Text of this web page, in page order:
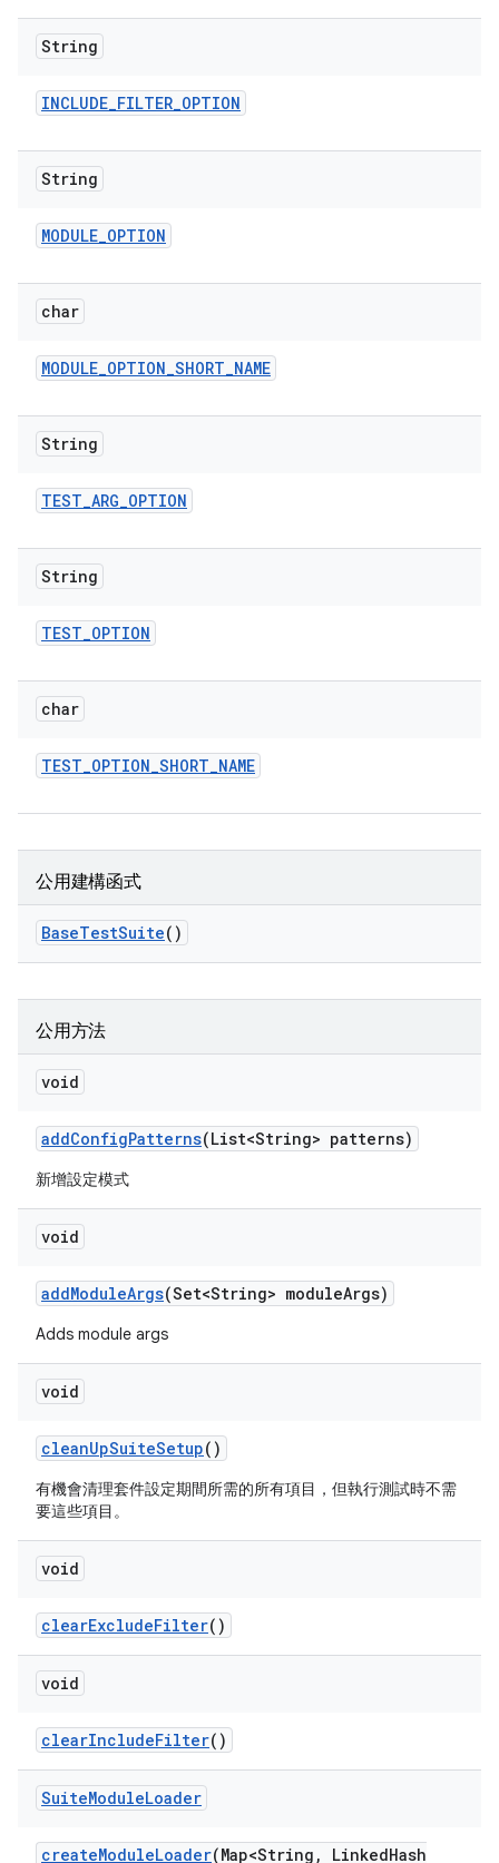
String
INCLUDE_FILTER_OPTION
String
MODULE_OPTION
char
MODULE_OPTION_SHORT_NAME
String
TEST_ARG_OPTION
String
TEST_OPTION
char
TEST_OPTION_SHORT_NAME
公用建構函式
BaseTestSuite()
公用方法
void
addConfigPatterns(List<String> patterns)
新增設定模式
void
addModuleArgs(Set<String> moduleArgs)
Adds module args
void
cleanUpSuiteSetup()
有機會清理套件設定期間所需的所有項目，但執行測試時不需
要這些項目。
void
clearExcludeFilter()
void
clearIncludeFilter()
SuiteModuleLoader
createModuleLoader(Map<String , LinkedHash